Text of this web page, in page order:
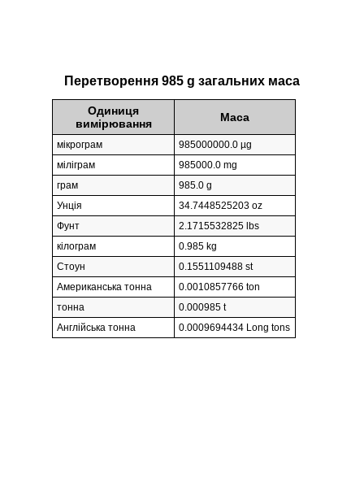
Перетворення 985 g загальних маса
Одиниця
вимірювання
Маса
мікрограм
985000000.0 µg
міліграм
985000.0 mg
грам
985.0 g
Унція
34.7448525203 oz
Фунт
2.1715532825 lbs
кілограм
0.985 kg
Стоун
0.1551109488 st
Американська тонна
0.0010857766 ton
тонна
0.000985 t
Англійська тонна
0.0009694434 Long tons